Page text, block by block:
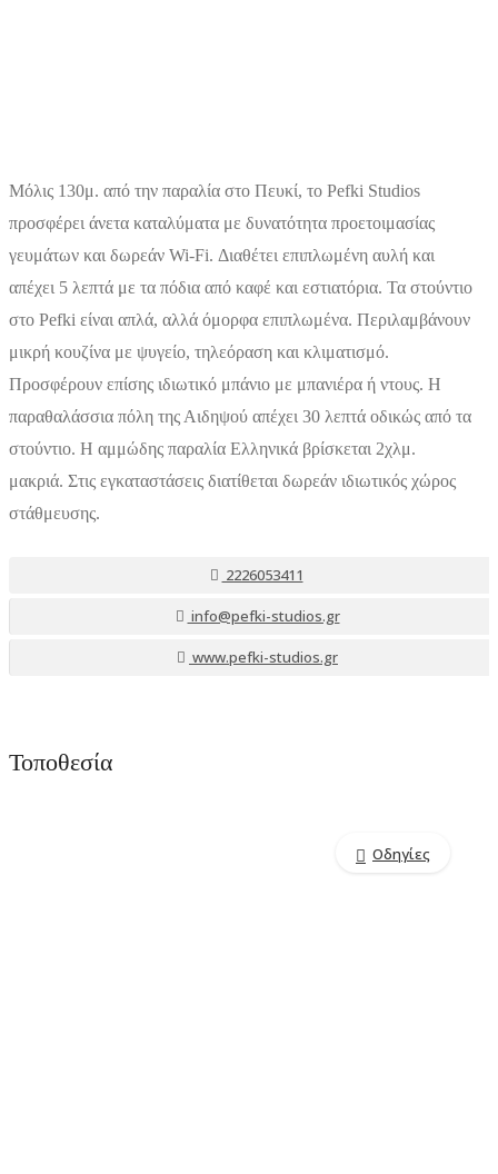
Μόλις 130μ. από την παραλία στο Πευκί, το Pefki Studios
προσφέρει άνετα καταλύματα με δυνατότητα προετοιμασίας
γευμάτων και δωρεάν Wi-Fi. Διαθέτει επιπλωμένη αυλή και
απέχει 5 λεπτά με τα πόδια από καφέ και εστιατόρια. Τα στούντιο
στο Pefki είναι απλά, αλλά όμορφα επιπλωμένα. Περιλαμβάνουν
μικρή κουζίνα με ψυγείο, τηλεόραση και κλιματισμό.
Προσφέρουν επίσης ιδιωτικό μπάνιο με μπανιέρα ή ντους. Η
παραθαλάσσια πόλη της Αιδηψού απέχει 30 λεπτά οδικώς από τα
στούντιο. Η αμμώδης παραλία Ελληνικά βρίσκεται 2χλμ.
μακριά. Στις εγκαταστάσεις διατίθεται δωρεάν ιδιωτικός χώρος
στάθμευσης.
2226053411
info@pefki-studios.gr
www.pefki-studios.gr
Τοποθεσία
Οδηγίες